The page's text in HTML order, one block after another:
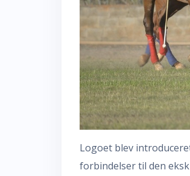
Logoet blev
forbindelser til den